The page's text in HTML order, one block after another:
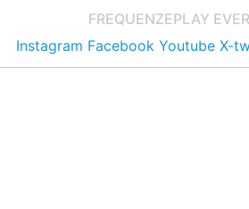
FREQUENZEPLAY
Instagram Facebook Youtube X-